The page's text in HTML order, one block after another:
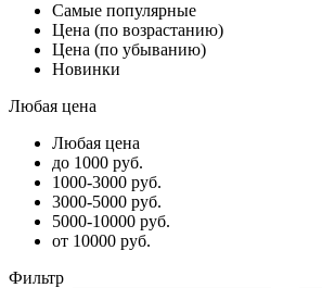
Самые популярные
Цена (по возрастанию)
Цена (по убыванию)
Новинки
Любая цена
Любая цена
до 1000 руб.
1000-3000 руб.
3000-5000 руб.
5000-10000 руб.
от 10000 руб.
Фильтр